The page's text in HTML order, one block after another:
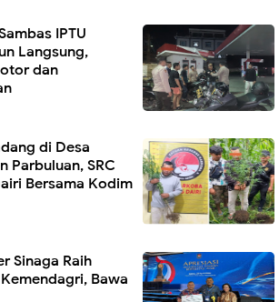
IPTU
Langsung,
dan
di Desa
Parbuluan, SRC
Bersama Kodim
Sinaga Raih
Bawa